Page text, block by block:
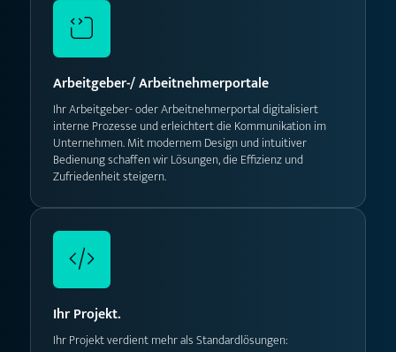
Arbeitgeber-/ Arbeitnehmerportale
Ihr Arbeitgeber- oder Arbeitnehmerportal digitalisiert
interne Prozesse und erleichtert die Kommunikation im
Unternehmen. Mit modernem Design und intuitiver
Bedienung schaffen wir Lösungen, die Effizienz und
Zufriedenheit steigern.
Ihr Projekt.
Ihr Projekt verdient mehr als Standardlösungen: